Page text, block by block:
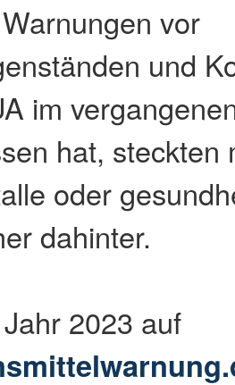
vor
und
im
hat, steckten
oder
dahinter.
2023 auf